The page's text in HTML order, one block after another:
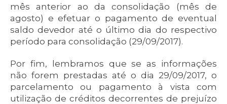
mês anterior ao da consolidação (mês de
agosto) e efetuar o pagamento de eventual
saldo devedor até o último dia do respectivo
período para consolidação (29/09/2017).
Por fim, lembramos que se as informações
não forem prestadas até o dia 29/09/2017, o
parcelamento ou pagamento à vista com
utilização de créditos decorrentes de prejuízo